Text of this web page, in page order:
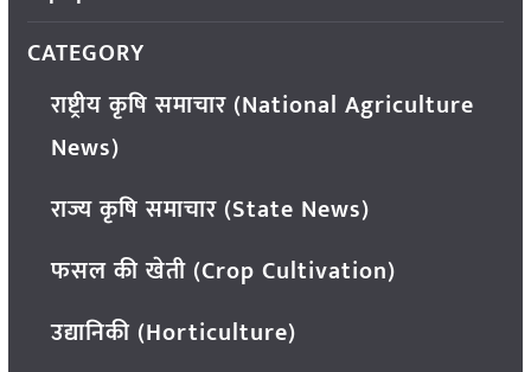
CATEGORY
राष्ट्रीय कृषि समाचार (National Agriculture
News)
राज्य कृषि समाचार (State News)
फसल की खेती (Crop Cultivation)
उद्यानिकी (Horticulture)